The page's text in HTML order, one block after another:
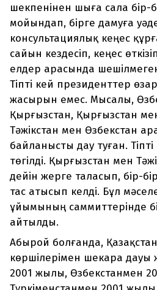
шекпенінен шыға сала бір-
мойындап, бірге дамуға
консультациялық кеңес
сайын кездесіп, кеңес
елдер арасында
Тіпті кей президенттер
жасырын емес. Мысалы,
Қырғызстан, Қырғызстан
Тәжікстан мен Өзбекстан
байланысты дау туған. Тіпті
төгілді. Қырғызстан мен
дейін жерге таласып, бір-
тас атысып келді. Бұл
ұйымының саммиттерінде
айтылды.
Абырой болғанда,
көршілерімен шекара дауы
2001 жылы, Өзбекстанмен